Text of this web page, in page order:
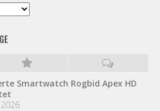
Smartwatch Rogbid Apex HD